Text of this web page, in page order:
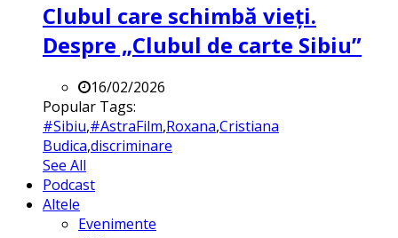
Clubul care schimbă vieți.
Despre „Clubul de carte Sibiu”
16/02/2026
Popular Tags:
#Sibiu,#AstraFilm,Roxana,Cristiana
Budica,discriminare
See All
Podcast
Altele
Evenimente